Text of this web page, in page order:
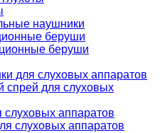
наушники
беруши
беруши
для слуховых аппаратов
для слуховых
аппаратов
слуховых аппаратов